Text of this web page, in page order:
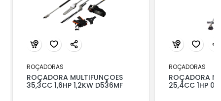
ROÇADORAS
ROÇADORA MULTIFUNÇOES
35,3CC 1,6HP 1,2KW D536MF
ROÇADORAS
ROÇADORA
25,4CC 1HP